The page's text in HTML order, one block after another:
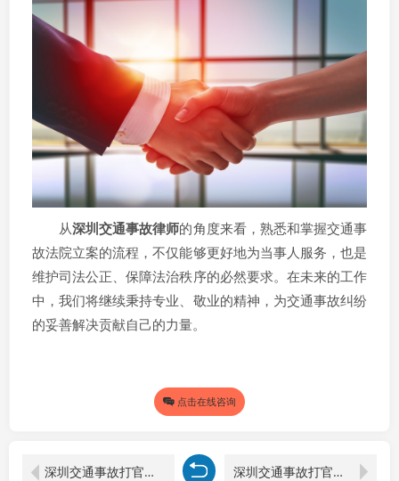
从深圳交通事故律师的角度来看，熟悉和掌握交通事
故法院立案的流程，不仅能够更好地为当事人服务，也是
维护司法公正、保障法治秩序的必然要求。在未来的工作
中，我们将继续秉持专业、敬业的精神，为交通事故纠纷
的妥善解决贡献自己的力量。
点击在线咨询
深圳交通事故打官司律师视角：交通事故两千块钱是否值得打官司 深圳交通事故打官司律师眼中交通事故打官司的“麻烦”与应对